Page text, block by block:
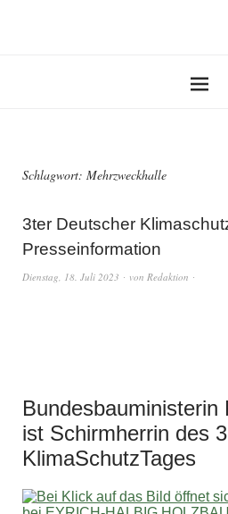
Schlagwort: Mehrzweckhalle
3ter Deutscher
Presseinformation
Dienstag, 18. Juli 2023 von Redaktion
Bundesbauministerin
ist Schirmherrin des
KlimaSchutzTages